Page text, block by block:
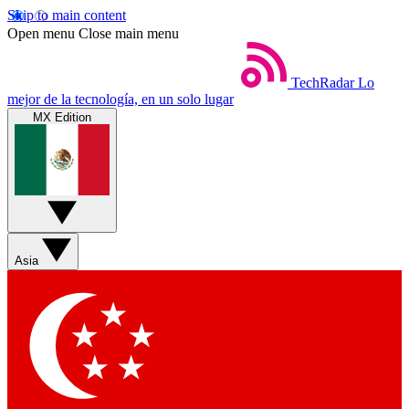
Skip to main content
Open menu Close main menu
TechRadar Lo
mejor de la tecnología, en un solo lugar
MX Edition
Asia